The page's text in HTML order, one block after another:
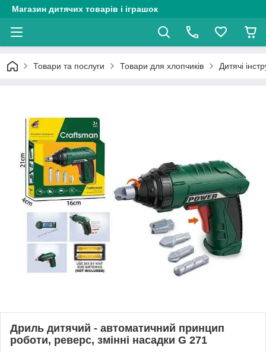
Магазин дитячих товарів і іграшок
Товари та послуги Товари для хлопчиків Дитячі
Дриль дитячий - автоматичний принцип
роботи, реверс, змінні насадки G 271